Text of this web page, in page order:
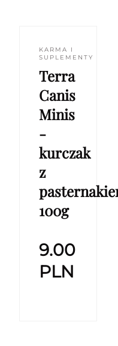
KARMA I
SUPLEMENTY
Terra
Canis
Minis
-
kurczak
z
100g
9.00
PLN